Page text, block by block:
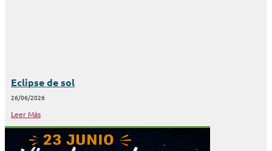
Eclipse de sol
26/06/2026
Leer Más